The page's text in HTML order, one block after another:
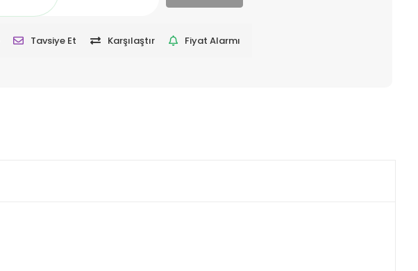
Tavsiye Et Karşılaştır
Fiyat Alarmı